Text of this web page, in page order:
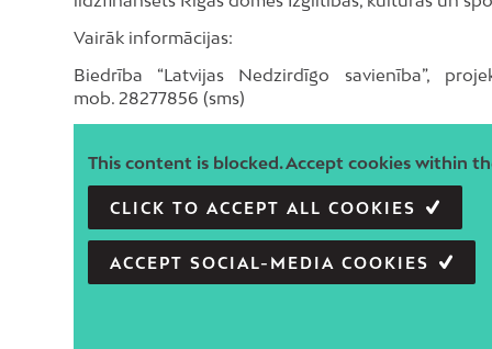
Vairāk informācijas:
Biedrība “Latvijas Nedzirdīgo savienība”,
mob. 28277856 (sms)
This content is blocked. Accept cookies within
CLICK TO ACCEPT ALL COOKIES
ACCEPT SOCIAL-MEDIA COOKIES